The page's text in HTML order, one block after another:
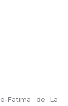
Fatima de La